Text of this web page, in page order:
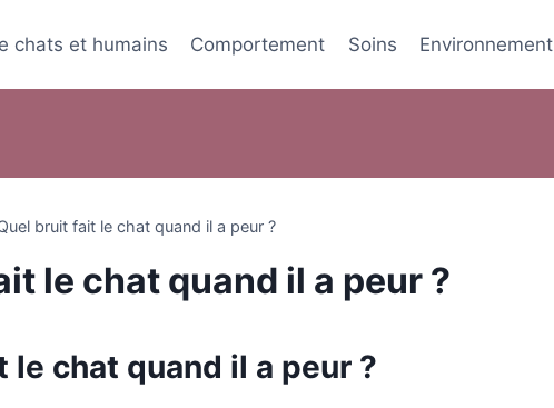
chats et humains Comportement Soins Environnement
bruit fait le chat quand il a peur ?
le chat quand il a peur ?
le chat quand il a peur ?